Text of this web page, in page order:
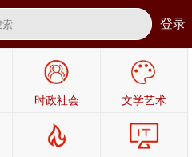
登录
时政社会 文学艺术